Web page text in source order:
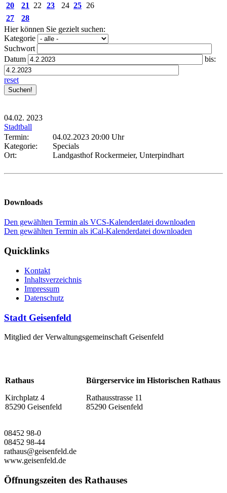
20
21 22 23 24 25 26
27
28
Hier können Sie gezielt suchen:
Kategorie
Suchwort
Datum
bis:
reset
04.02. 2023
Stadtball
Termin:
04.02.2023 20:00 Uhr
Kategorie:
Specials
Ort:
Landgasthof Rockermeier, Unterpindhart
Downloads
Den gewählten Termin als VCS-Kalenderdatei downloaden
Den gewählten Termin als iCal-Kalenderdatei downloaden
Quicklinks
Kontakt
Inhaltsverzeichnis
Impressum
Datenschutz
Stadt Geisenfeld
Mitglied der Verwaltungsgemeinschaft Geisenfeld
Rathaus
Kirchplatz 4
85290 Geisenfeld
Bürgerservice im Historischen Rathaus
Rathausstrasse 11
85290 Geisenfeld
08452 98-0
08452 98-44
rathaus@geisenfeld.de
www.geisenfeld.de
Öffnungszeiten des Rathauses